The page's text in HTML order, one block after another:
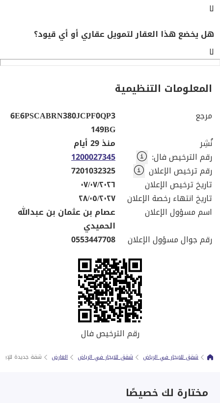
لا
هل يخضع هذا العقار لتمويل عقاري أو أي قيود؟
لا
المعلومات التنظيمية
مرجع
6E6PSCABRN380JCPF0QP3
149BG
نُشِر
منذ 29 أيام
رقم الترخيص فال:
1200027345
رقم ترخيص الإعلان
7201032325
تاريخ ترخيص الإعلان
٠٧/٠٧/٢٠٢٦
تاريخ انتهاء رخصة الإعلان
٢٨/٠٥/٢٠٢٧
اسم مسؤول الإعلان
عصام بن عثمان بن عبدالله
الحميدي
رقم جوال مسؤول الإعلان
0553447708
رقم الترخيص فال
شقق للايجار في الرياض شقق للايجار في الرياض العارض شقة جديدة
مختارة لك خصيصًا